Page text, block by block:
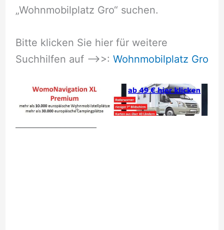
„Wohnmobilplatz Gro“ suchen.
Bitte klicken Sie hier für weitere
Suchhilfen auf –>>: Wohnmobilplatz Gro